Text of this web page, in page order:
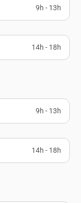
9h - 13h
14h - 18h
9h - 13h
14h - 18h